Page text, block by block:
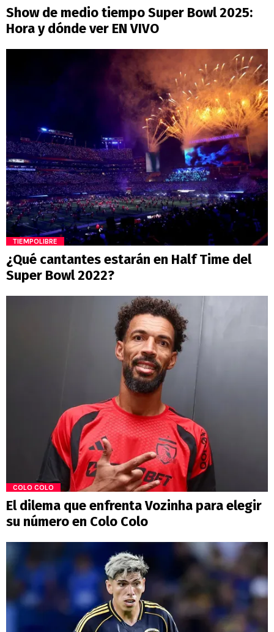
Show de medio tiempo Super Bowl 2025:
Hora y dónde ver EN VIVO
TIEMPOLIBRE
¿Qué cantantes estarán en Half Time del
Super Bowl 2022?
COLO COLO
El dilema que enfrenta Vozinha para elegir
su número en Colo Colo